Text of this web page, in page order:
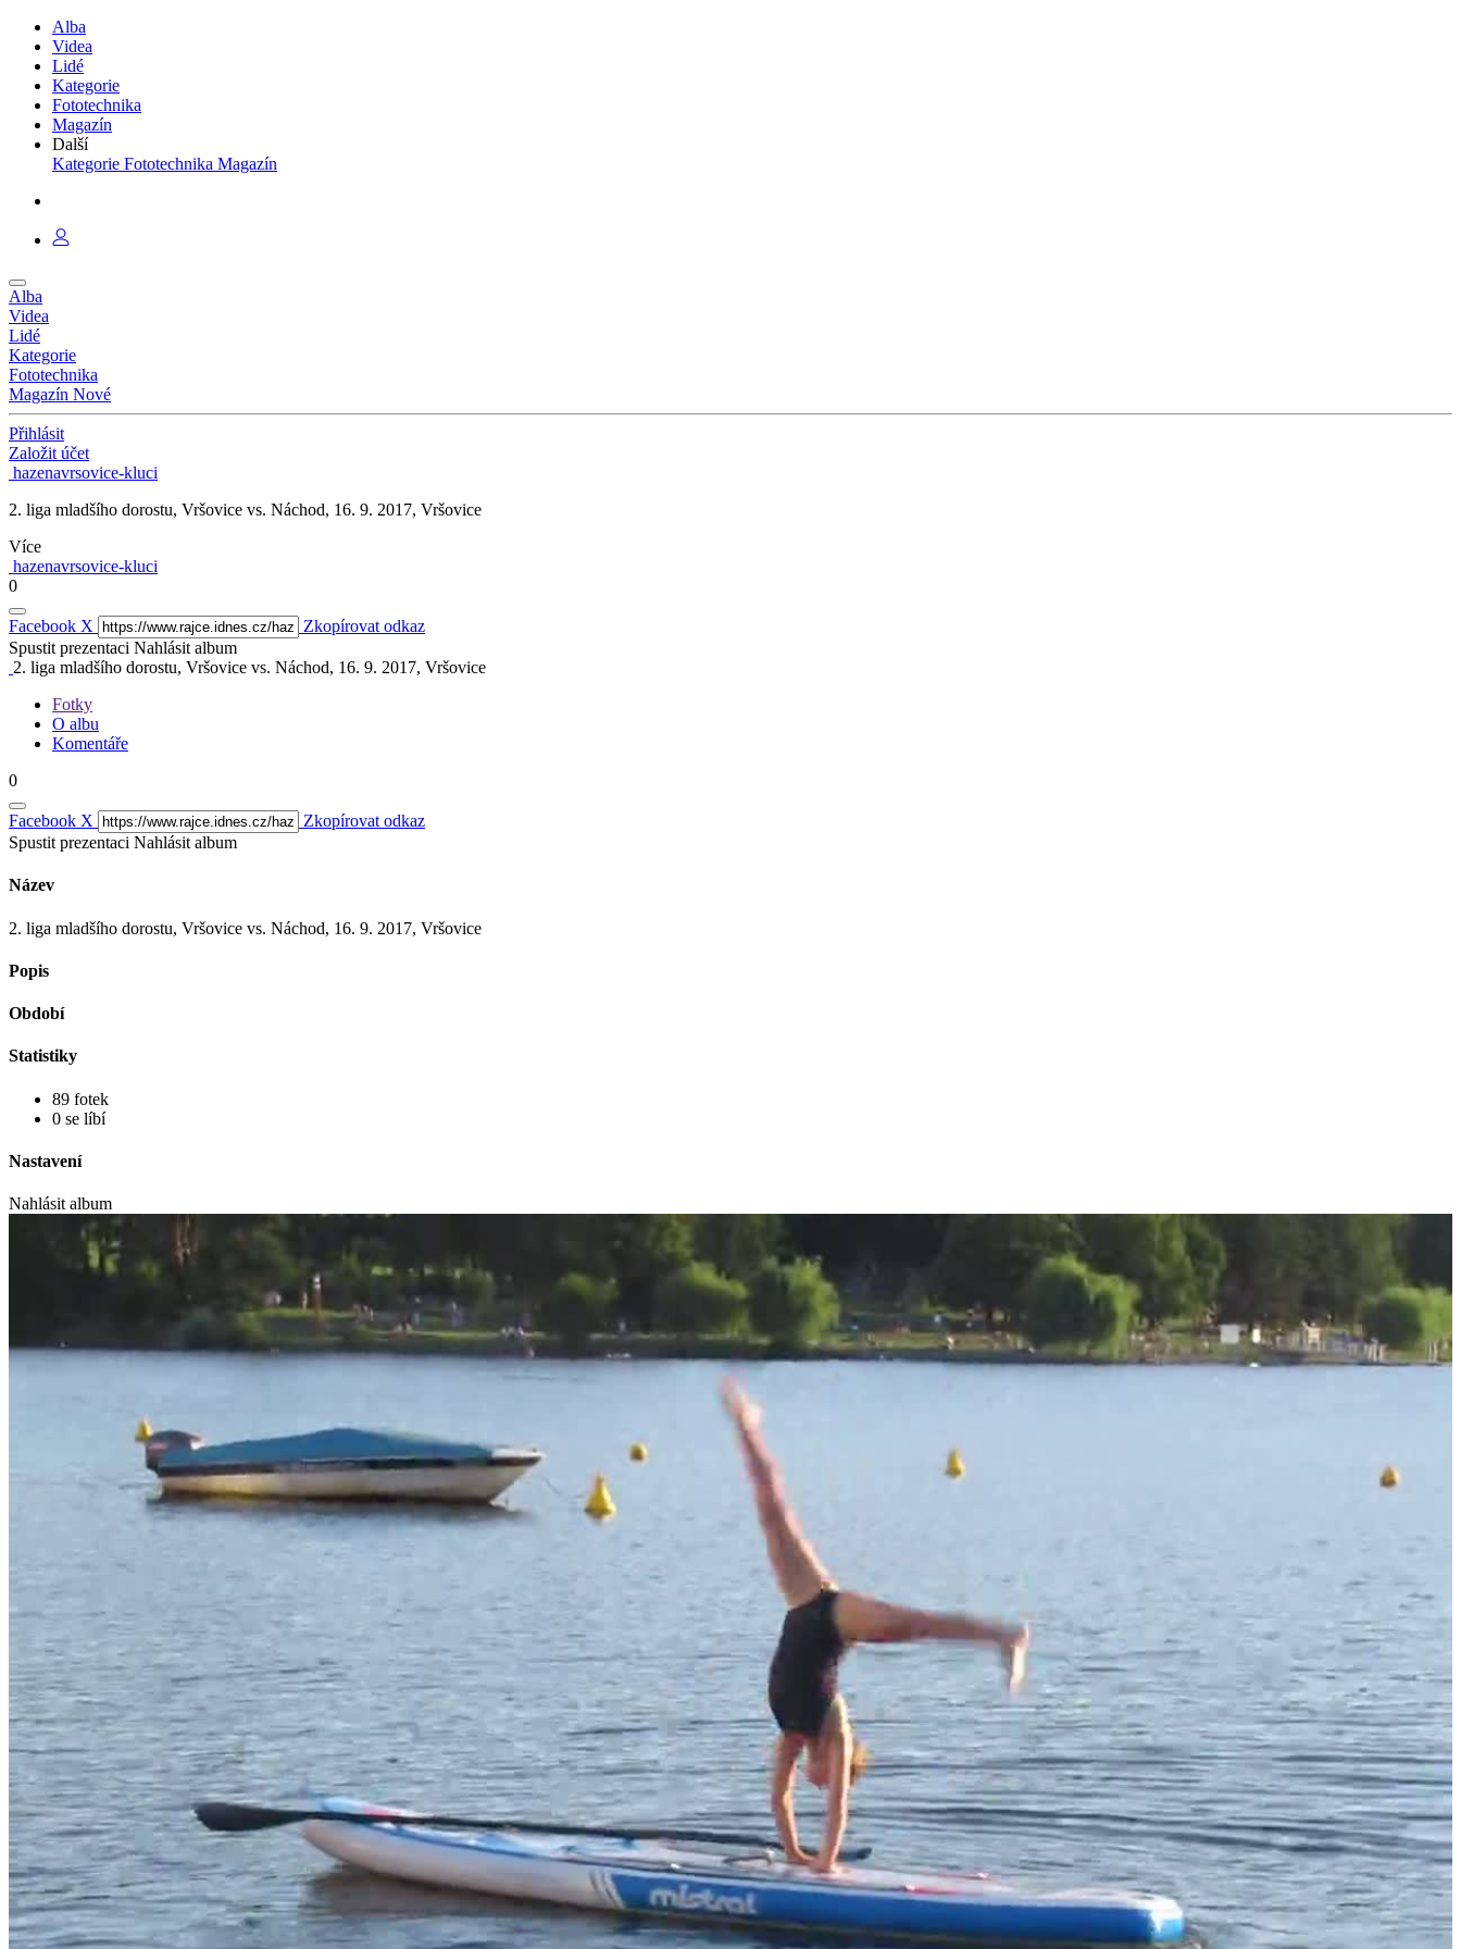
Alba
Videa
Lidé
Kategorie
Fototechnika
Magazín
Další
Kategorie Fototechnika Magazín
Alba
Videa
Lidé
Kategorie
Fototechnika
Magazín Nové
Přihlásit
Založit účet
hazenavrsovice-kluci
2. liga mladšího dorostu, Vršovice vs. Náchod, 16. 9. 2017, Vršovice
Více
hazenavrsovice-kluci
0
Facebook X
Zkopírovat odkaz
Spustit prezentaci Nahlásit album
2. liga mladšího dorostu, Vršovice vs. Náchod, 16. 9. 2017, Vršovice
Fotky
O albu
Komentáře
0
Facebook X
Zkopírovat odkaz
Spustit prezentaci Nahlásit album
Název
2. liga mladšího dorostu, Vršovice vs. Náchod, 16. 9. 2017, Vršovice
Popis
Období
Statistiky
89 fotek
0 se líbí
Nastavení
Nahlásit album